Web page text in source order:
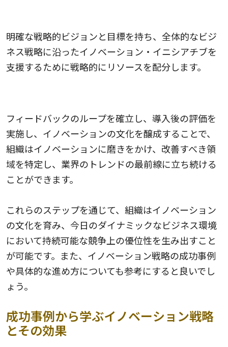
明確な戦略的ビジョンと目標を持ち、全体的なビジ
ネス戦略に沿ったイノベーション・イニシアチブを
支援するために戦略的にリソースを配分します。
フィードバックのループを確立し、導入後の評価を
実施し、イノベーションの文化を醸成することで、
組織はイノベーションに磨きをかけ、改善すべき領
域を特定し、業界のトレンドの最前線に立ち続ける
ことができます。
これらのステップを通じて、組織はイノベーション
の文化を育み、今日のダイナミックなビジネス環境
において持続可能な競争上の優位性を生み出すこと
が可能です。また、イノベーション戦略の成功事例
や具体的な進め方についても参考にすると良いでし
ょう。
成功事例から学ぶイノベーション戦略
とその効果